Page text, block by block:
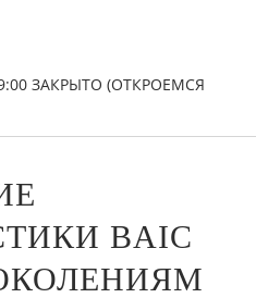
ЗАКРЫТО (ОТКРОЕМСЯ
BAIC